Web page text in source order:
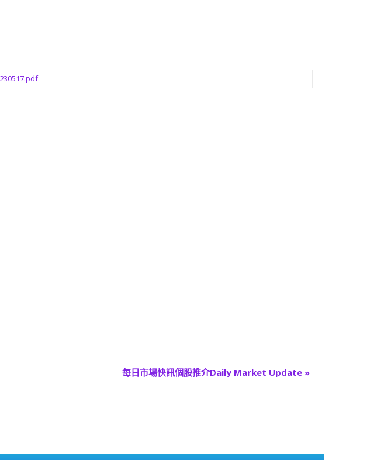
每日市場快訊個股推介Daily Market Update »